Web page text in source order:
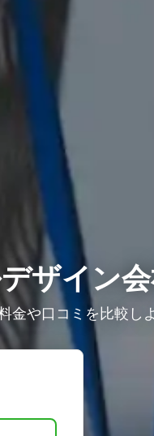
ザイン
金や口コミを比較し